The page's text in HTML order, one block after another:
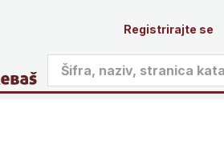
Registrirajte se